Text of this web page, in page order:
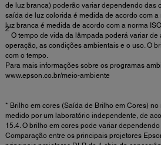
de luz branca) poderão variar dependendo das
saída de luz colorida é medida de acordo com a
luz branca é medida de acordo com a norma
2
O tempo de vida da lâmpada poderá variar de
operação, as condições ambientais e o uso. O
com o tempo.
Para mais informações sobre os programas
www.epson.co.br/meio-ambiente
* Brilho em cores (Saída de Brilho em Cores) no
medido por um laboratório independente, de
15.4. O brilho em cores pode variar
Comparação entre os principais projetores